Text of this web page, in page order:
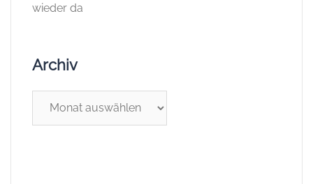
wieder da
Archiv